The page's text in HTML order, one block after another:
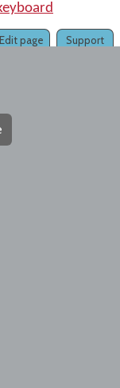
Support
Edit page